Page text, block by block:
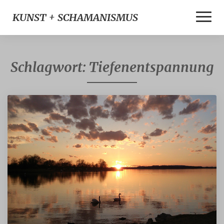
Toggle
KUNST + SCHAMANISMUS
Schlagwort: Tiefenentspannung